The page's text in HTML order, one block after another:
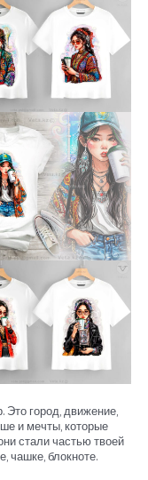
Это город, движение,
и мечты, которые
стали частью твоей
чашке, блокноте.